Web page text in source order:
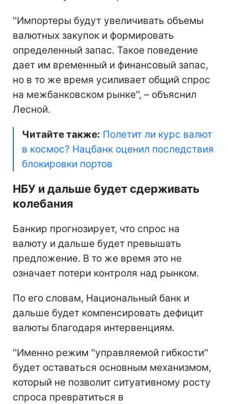
''Импортеры будут увеличивать объемы
валютных закупок и формировать
определенный запас. Такое поведение
дает им временный и финансовый запас,
но в то же время усиливает общий спрос
на межбанковском рынке'', – объяснил
Лесной.
Читайте также: Полетит ли курс валют
в космос? Нацбанк оценил последствия
блокировки портов
НБУ и дальше будет сдерживать
колебания
Банкир прогнозирует, что спрос на
валюту и дальше будет превышать
предложение. В то же время это не
означает потери контроля над рынком.
По его словам, Национальный банк и
дальше будет компенсировать дефицит
валюты благодаря интервенциям.
''Именно режим ''управляемой гибкости''
будет оставаться основным механизмом,
который не позволит ситуативному росту
спроса превратиться в